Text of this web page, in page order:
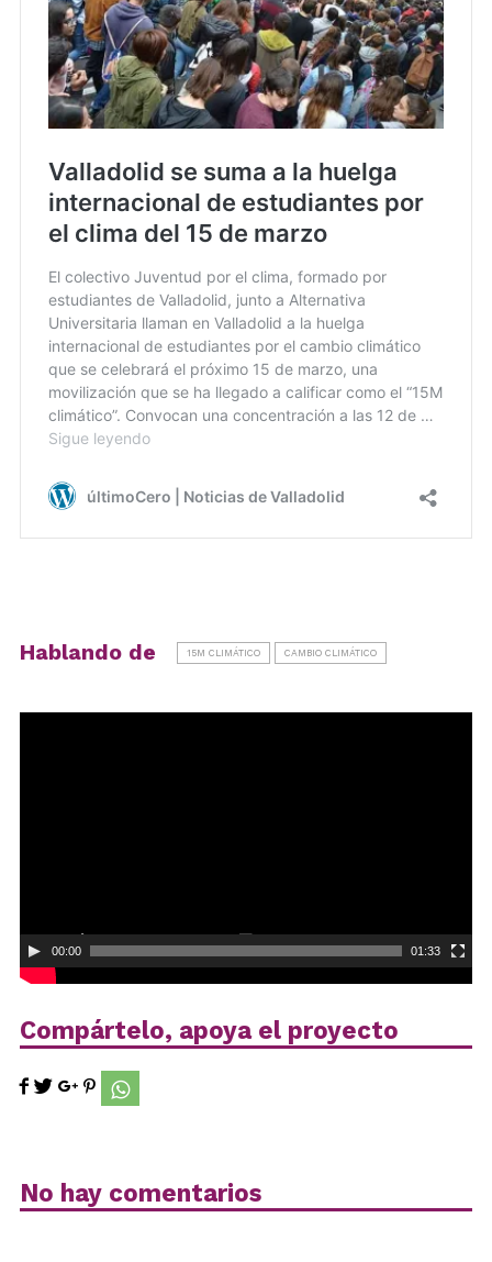
Hablando de 15M CLIMÁTICO CAMBIO CLIMÁTICO
00:00 01:33
Compártelo, apoya el proyecto
No hay comentarios